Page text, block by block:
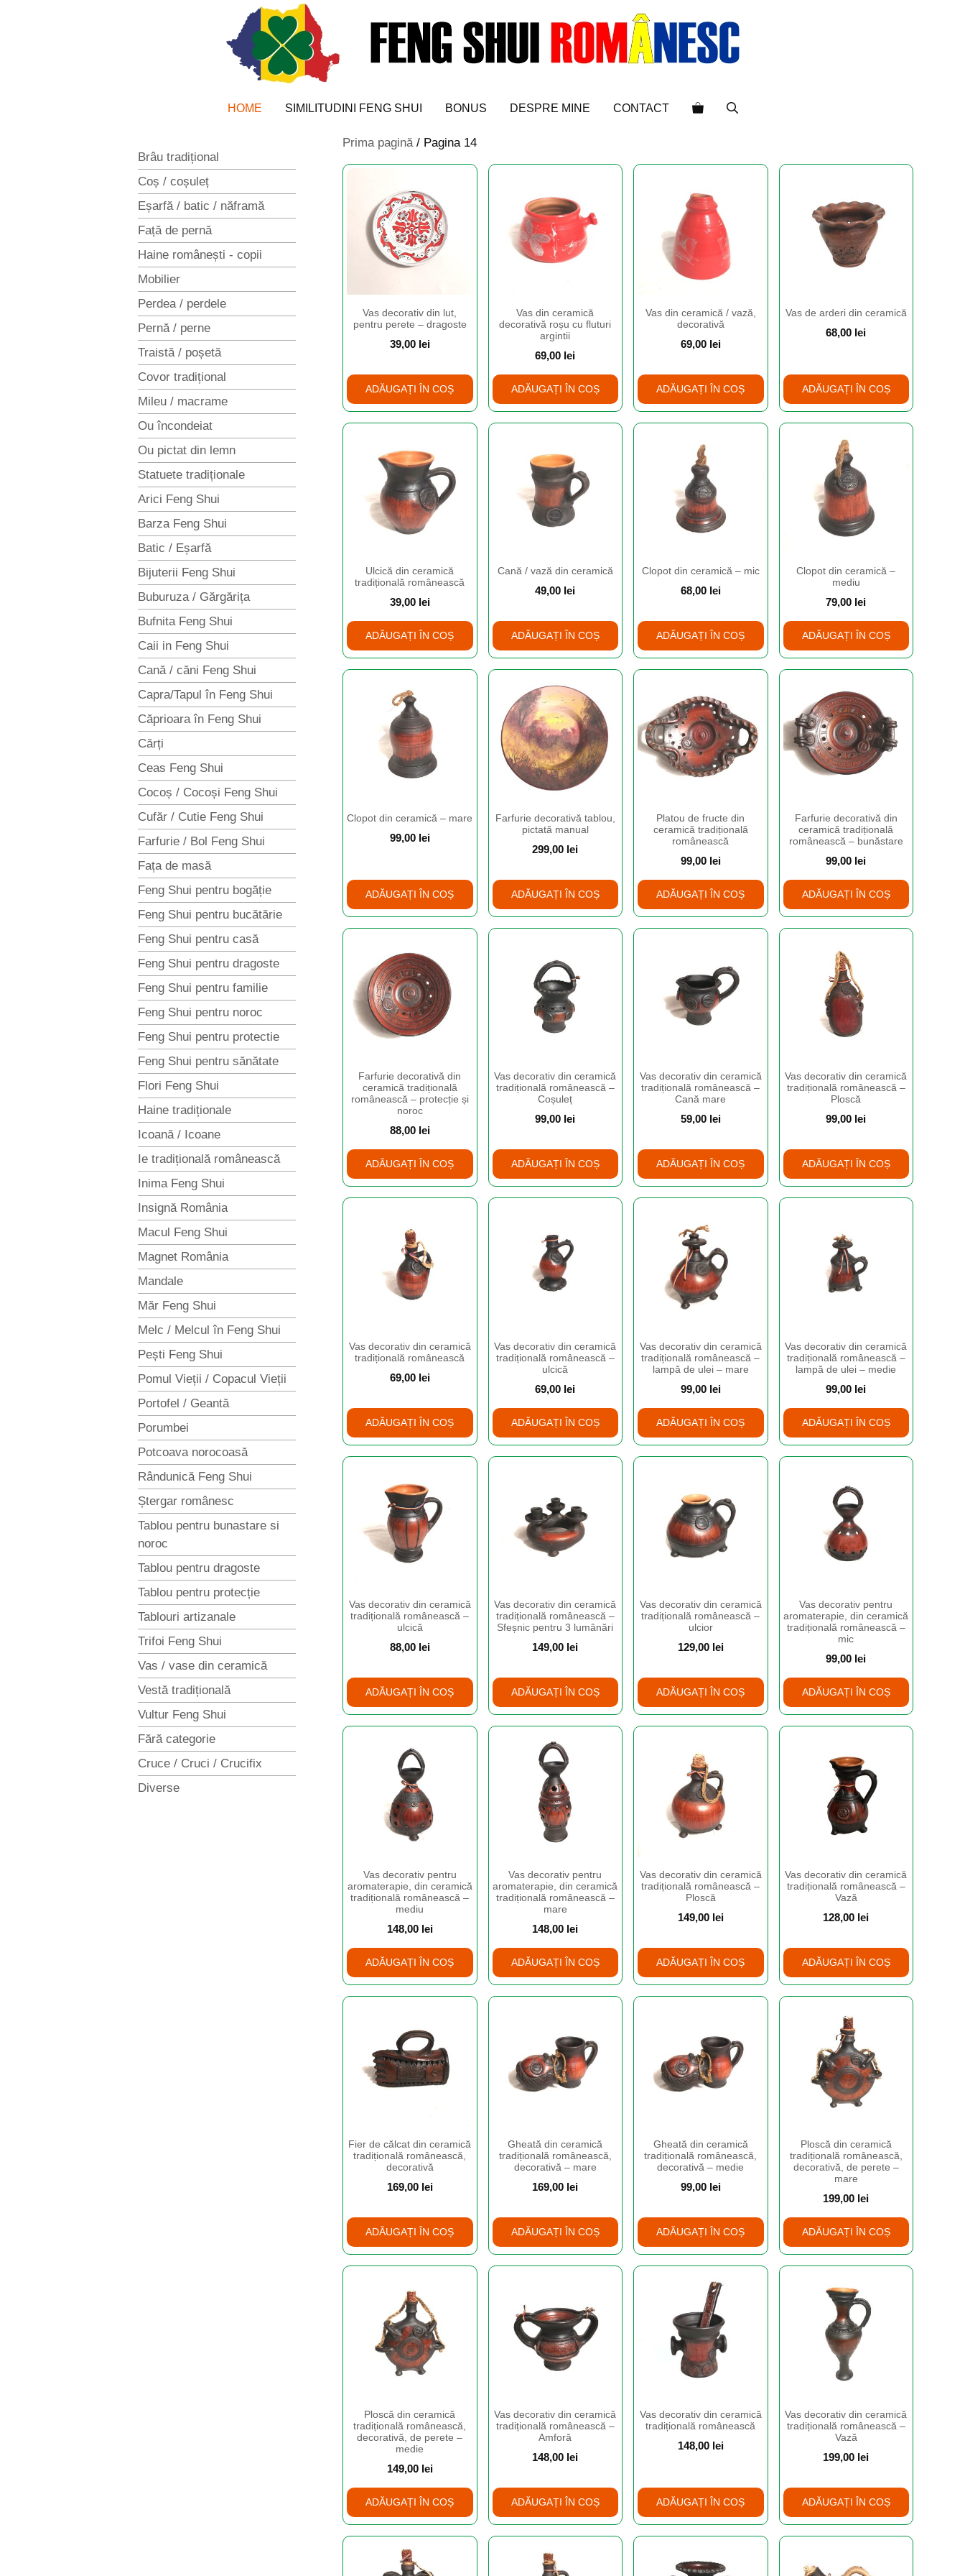
HOME SIMILITUDINI FENG SHUI BONUS DESPRE MINE CONTACT
Prima pagină/ Pagina 14
Vas decorativ din lut,
pentru perete – dragoste
39,00 lei
ADĂUGAȚI ÎN COȘ
Vas din ceramică
decorativă roșu cu fluturi
argintii
69,00 lei
ADĂUGAȚI ÎN COȘ
Vas din ceramică / vază,
decorativă
69,00 lei
ADĂUGAȚI ÎN COȘ
Vas de arderi din ceramică
68,00 lei
ADĂUGAȚI ÎN COȘ
Ulcică din ceramică
tradițională românească
39,00 lei
ADĂUGAȚI ÎN COȘ
Cană / vază din ceramică
49,00 lei
ADĂUGAȚI ÎN COȘ
Clopot din ceramică – mic
68,00 lei
ADĂUGAȚI ÎN COȘ
Clopot din ceramică –
mediu
79,00 lei
ADĂUGAȚI ÎN COȘ
Clopot din ceramică – mare
99,00 lei
ADĂUGAȚI ÎN COȘ
Farfurie decorativă tablou,
pictată manual
299,00 lei
ADĂUGAȚI ÎN COȘ
Platou de fructe din
ceramică tradițională
românească
99,00 lei
ADĂUGAȚI ÎN COȘ
Farfurie decorativă din
ceramică tradițională
românească – bunăstare
99,00 lei
ADĂUGAȚI ÎN COȘ
Farfurie decorativă din
ceramică tradițională
românească – protecție și
noroc
88,00 lei
ADĂUGAȚI ÎN COȘ
Vas decorativ din ceramică
tradițională românească –
Coșuleț
99,00 lei
ADĂUGAȚI ÎN COȘ
Vas decorativ din ceramică
tradițională românească –
Cană mare
59,00 lei
ADĂUGAȚI ÎN COȘ
Vas decorativ din ceramică
tradițională românească –
Ploscă
99,00 lei
ADĂUGAȚI ÎN COȘ
Vas decorativ din ceramică
tradițională românească
69,00 lei
ADĂUGAȚI ÎN COȘ
Vas decorativ din ceramică
tradițională românească –
ulcică
69,00 lei
ADĂUGAȚI ÎN COȘ
Vas decorativ din ceramică
tradițională românească –
lampă de ulei – mare
99,00 lei
ADĂUGAȚI ÎN COȘ
Vas decorativ din ceramică
tradițională românească –
lampă de ulei – medie
99,00 lei
ADĂUGAȚI ÎN COȘ
Vas decorativ din ceramică
tradițională românească –
ulcică
88,00 lei
ADĂUGAȚI ÎN COȘ
Vas decorativ din ceramică
tradițională românească –
Sfeșnic pentru 3 lumânări
149,00 lei
ADĂUGAȚI ÎN COȘ
Vas decorativ din ceramică
tradițională românească –
ulcior
129,00 lei
ADĂUGAȚI ÎN COȘ
Vas decorativ pentru
aromaterapie, din ceramică
tradițională românească –
mic
99,00 lei
ADĂUGAȚI ÎN COȘ
Vas decorativ pentru
aromaterapie, din ceramică
tradițională românească –
mediu
148,00 lei
ADĂUGAȚI ÎN COȘ
Vas decorativ pentru
aromaterapie, din ceramică
tradițională românească –
mare
148,00 lei
ADĂUGAȚI ÎN COȘ
Vas decorativ din ceramică
tradițională românească –
Ploscă
149,00 lei
ADĂUGAȚI ÎN COȘ
Vas decorativ din ceramică
tradițională românească –
Vază
128,00 lei
ADĂUGAȚI ÎN COȘ
Fier de călcat din ceramică
tradițională românească,
decorativă
169,00 lei
ADĂUGAȚI ÎN COȘ
Gheată din ceramică
tradițională românească,
decorativă – mare
169,00 lei
ADĂUGAȚI ÎN COȘ
Gheată din ceramică
tradițională românească,
decorativă – medie
99,00 lei
ADĂUGAȚI ÎN COȘ
Ploscă din ceramică
tradițională românească,
decorativă, de perete –
mare
199,00 lei
ADĂUGAȚI ÎN COȘ
Ploscă din ceramică
tradițională românească,
decorativă, de perete –
medie
149,00 lei
ADĂUGAȚI ÎN COȘ
Vas decorativ din ceramică
tradițională românească –
Amforă
148,00 lei
ADĂUGAȚI ÎN COȘ
Vas decorativ din ceramică
tradițională românească
148,00 lei
ADĂUGAȚI ÎN COȘ
Vas decorativ din ceramică
tradițională românească –
Vază
199,00 lei
ADĂUGAȚI ÎN COȘ
Brâu tradițional
Coș / coșuleț
Eșarfă / batic / năframă
Față de pernă
Haine românești - copii
Mobilier
Perdea / perdele
Pernă / perne
Traistă / poșetă
Covor tradițional
Mileu / macrame
Ou încondeiat
Ou pictat din lemn
Statuete tradiționale
Arici Feng Shui
Barza Feng Shui
Batic / Eșarfă
Bijuterii Feng Shui
Buburuza / Gărgărița
Bufnita Feng Shui
Caii in Feng Shui
Cană / căni Feng Shui
Capra/Tapul în Feng Shui
Căprioara în Feng Shui
Cărți
Ceas Feng Shui
Cocoș / Cocoși Feng Shui
Cufăr / Cutie Feng Shui
Farfurie / Bol Feng Shui
Fața de masă
Feng Shui pentru bogăție
Feng Shui pentru bucătărie
Feng Shui pentru casă
Feng Shui pentru dragoste
Feng Shui pentru familie
Feng Shui pentru noroc
Feng Shui pentru protectie
Feng Shui pentru sănătate
Flori Feng Shui
Haine tradiționale
Icoană / Icoane
Ie tradițională românească
Inima Feng Shui
Insignă România
Macul Feng Shui
Magnet România
Mandale
Măr Feng Shui
Melc / Melcul în Feng Shui
Pești Feng Shui
Pomul Vieții / Copacul Vieții
Portofel / Geantă
Porumbei
Potcoava norocoasă
Rândunică Feng Shui
Ștergar românesc
Tablou pentru bunastare si
noroc
Tablou pentru dragoste
Tablou pentru protecție
Tablouri artizanale
Trifoi Feng Shui
Vas / vase din ceramică
Vestă tradițională
Vultur Feng Shui
Fără categorie
Cruce / Cruci / Crucifix
Diverse